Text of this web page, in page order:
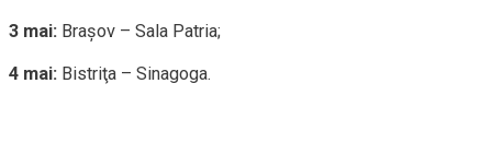
3 mai: Braşov – Sala Patria;
4 mai: Bistriţa – Sinagoga.